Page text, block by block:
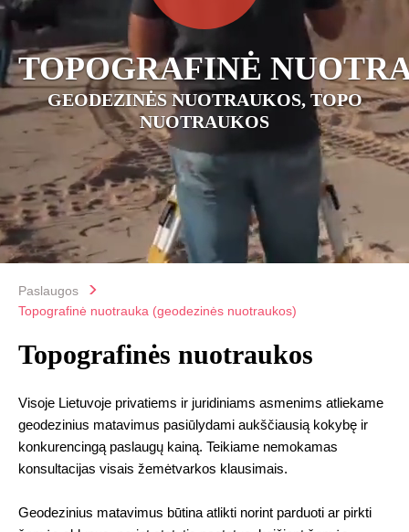
TOPOGRAFINĖ
GEODEZINĖS NUOTRAUKOS, TOPO
NUOTRAUKOS
Paslaugos
Topografinė nuotrauka (geodezinės nuotraukos)
Topografinės nuotraukos
Visoje Lietuvoje privatiems ir juridiniams asmenims atliekame
geodezinius matavimus pasiūlydami aukščiausią kokybę ir
konkurencingą paslaugų kainą. Teikiame nemokamas
konsultacijas visais žemėtvarkos klausimais.
Geodezinius matavimus būtina atlikti norint parduoti ar pirkti